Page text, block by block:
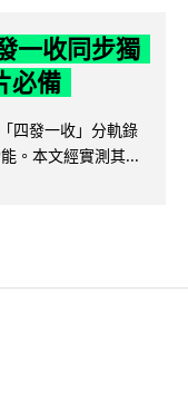
一收同步獨
必備
四發一收」分軌錄
。本文經實測其...